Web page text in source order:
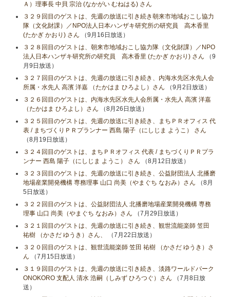
Ａ）理事長 中貝 宗治 (なかがい むねはる) さん
３２９回目のゲストは、先週の放送に引き続き朝来市地域おこし協力
隊（文化財課）／NPO法人日本ハンザキ研究所の研究員 高木香里
(たかぎ かおり) さん （9月16日放送）
３２８回目のゲストは、朝来市地域おこし協力隊（文化財課）／NPO
法人日本ハンザキ研究所の研究員 高木香里 (たかぎ かおり) さん （9
月9日放送）
３２７回目のゲストは、先週の放送に引き続き、内海水先区水先人会
所属・水先人 高濱 洋嘉 （たかはま ひろよし）さん （9月2日放送）
３２６回目のゲストは、内海水先区水先人会所属・水先人 高濱 洋嘉
（たかはま ひろよし）さん （8月26日放送）
３２５回目のゲストは、先週の放送に引き続き、まちＰＲオフィス 代
表 / まちづくりＰＲプランナー 西島 陽子（にしじま ようこ） さん
（8月19日放送）
３２４回目のゲストは、まちＰＲオフィス 代表 / まちづくりＰＲプラ
ンナー 西島 陽子（にしじま ようこ） さん （8月12日放送）
３２３回目のゲストは、先週の放送に引き続き、公益財団法人 北播磨
地場産業開発機構 専務理事 山口 尚美（やまぐち なおみ）さん （8月
5日放送）
３２２回目のゲストは、公益財団法人 北播磨地場産業開発機構 専務
理事 山口 尚美（やまぐち なおみ）さん （7月29日放送）
３２１回目のゲストは、先週の放送に引き続き、観世流能楽師 笠田
祐樹 （かさだ ゆうき）さん、
（7月22日放送）
３２０回目のゲストは、観世流能楽師 笠田 祐樹 （かさだ ゆうき）さ
ん （7月15日放送）
３１９回目のゲストは、先週の放送に引き続き、淡路ワールドパーク
ONOKORO 支配人 清水 浩嗣（しみず ひろつぐ）さん （7月8日放
送）